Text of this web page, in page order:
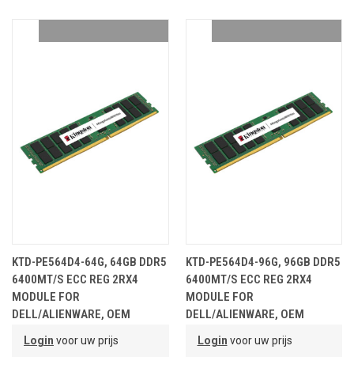
KTD-PE564D4-64G, 64GB DDR5
6400MT/S ECC REG 2RX4
MODULE FOR
DELL/ALIENWARE, OEM
Login voor uw prijs
KTD-PE564D4-96G, 96GB DDR5
6400MT/S ECC REG 2RX4
MODULE FOR
DELL/ALIENWARE, OEM
Login voor uw prijs